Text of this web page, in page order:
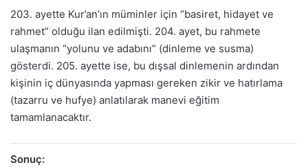
203. ayette Kur’an’ın müminler için “basiret, hidayet ve
rahmet” olduğu ilan edilmişti. 204. ayet, bu rahmete
ulaşmanın “yolunu ve adabını” (dinleme ve susma)
gösterdi. 205. ayette ise, bu dışsal dinlemenin ardından
kişinin iç dünyasında yapması gereken zikir ve hatırlama
(tazarru ve hufye) anlatılarak manevi eğitim
tamamlanacaktır.
Sonuç: